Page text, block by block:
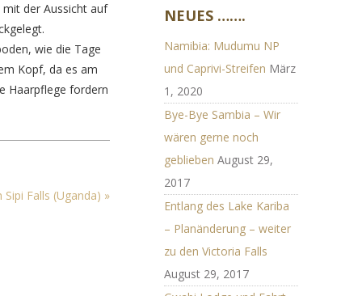
der Aussicht auf
wie die Tage
Kopf, da es am
Haarpflege fordern
Falls (Uganda) »
NEUES …….
Namibia: Mudumu NP
und Caprivi-Streifen März
1, 2020
Bye-Bye Sambia – Wir
wären gerne noch
geblieben August 29,
2017
Entlang des Lake Kariba
– Planänderung – weiter
zu den Victoria Falls
August 29, 2017